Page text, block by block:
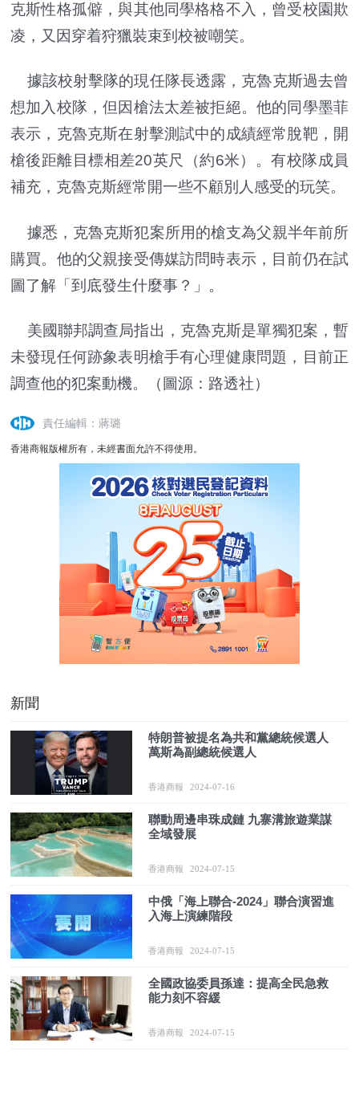
克斯性格孤僻，與其他同學格格不入，曾受校園欺
凌，又因穿着狩獵裝束到校被嘲笑。
據該校射擊隊的現任隊長透露，克魯克斯過去曾
想加入校隊，但因槍法太差被拒絕。他的同學墨菲
表示，克魯克斯在射擊測試中的成績經常脫靶，開
槍後距離目標相差20英尺（約6米）。有校隊成員
補充，克魯克斯經常開一些不顧別人感受的玩笑。
據悉，克魯克斯犯案所用的槍支為父親半年前所
購買。他的父親接受傳媒訪問時表示，目前仍在試
圖了解「到底發生什麼事？」。
美國聯邦調查局指出，克魯克斯是單獨犯案，暫
未發現任何跡象表明槍手有心理健康問題，目前正
調查他的犯案動機。（圖源：路透社）
責任編輯：蔣璐
香港商報版權所有，未經書面允許不得使用。
新聞
特朗普被提名為共和黨總統候選人
萬斯為副總統候選人
香港商報 2024-07-16
聯動周邊串珠成鏈 九寨溝旅遊業謀
全域發展
香港商報 2024-07-15
中俄「海上聯合-2024」聯合演習進
入海上演練階段
香港商報 2024-07-15
全國政協委員孫達：提高全民急救
能力刻不容緩
香港商報 2024-07-15